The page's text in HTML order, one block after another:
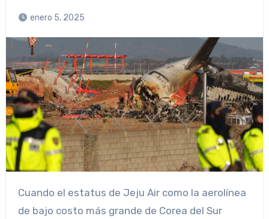
enero 5, 2025
Cuando el estatus de Jeju Air como la aerolínea
de bajo costo más grande de Corea del Sur